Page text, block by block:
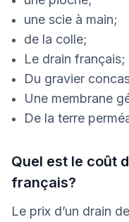
une scie à main;
de la colle;
Le drain français;
Du gravier
Une membrane
De la terre
Quel est le coût
français?
Le prix d’un drain